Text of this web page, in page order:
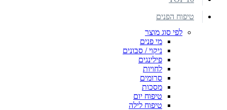
טיפוח הפנים
לפי סוג מוצר
מי פנים
ניקוי / סבונים
פילינגים
לחויות
סרומים
מסכות
טיפוח יום
טיפוח לילה